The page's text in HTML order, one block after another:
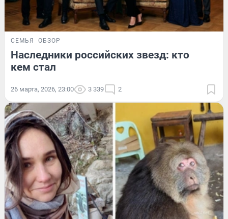
СЕМЬЯ ОБЗОР
Наследники российских звезд: кто
кем стал
26 марта, 2026, 23:00 3 339 2